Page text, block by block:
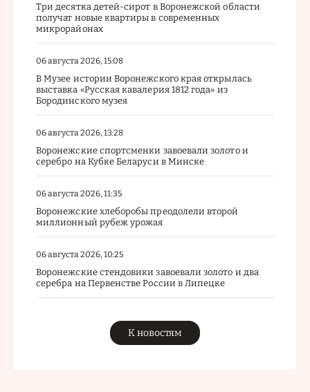
Три десятка детей-сирот в Воронежской области
получат новые квартиры в современных
микрорайонах
06 августа 2026, 15:08
В Музее истории Воронежского края открылась
выставка «Русская кавалерия 1812 года» из
Бородинского музея
06 августа 2026, 13:28
Воронежские спортсменки завоевали золото и
серебро на Кубке Беларуси в Минске
06 августа 2026, 11:35
Воронежские хлеборобы преодолели второй
миллионный рубеж урожая
06 августа 2026, 10:25
Воронежские стендовики завоевали золото и два
серебра на Первенстве России в Липецке
К новостям